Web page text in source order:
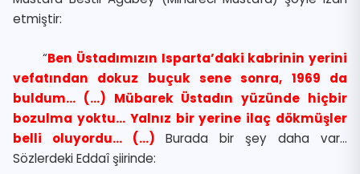
etmiştir:
“Ben Üstadımızın Isparta’daki kabrinin yerini
vefatından dokuz buçuk sene sonra, 1969 da
buldum… (…) Mübarek Üstadın yüzünde hiçbir
bozulma yoktu… Yalnız bir yerine ilaç dökmüşler
belli oluyordu… (…) Burada bir şey daha var…
Sözlerdeki Eddaî şiirinde: